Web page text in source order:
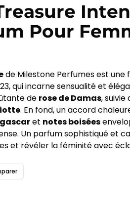
Pour
de Milestone Perfumes est une
qui incarne sensualité et
de rose de Damas, suivie
. En fond, un accord
et notes boisées
Un parfum sophistiqué et
et révéler la féminité avec